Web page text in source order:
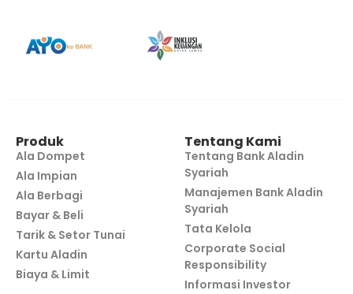
Produk
Ala Dompet
Ala Impian
Ala Berbagi
Bayar & Beli
Tarik & Setor Tunai
Kartu Aladin
Biaya & Limit
Tentang Kami
Tentang Bank Aladin
Syariah
Manajemen Bank Aladin
Syariah
Tata Kelola
Corporate Social
Responsibility
Informasi Investor